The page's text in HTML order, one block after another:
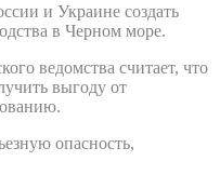
и Украине создать
в Черном море.
ведомства считает, что
выгоду от
опасность,